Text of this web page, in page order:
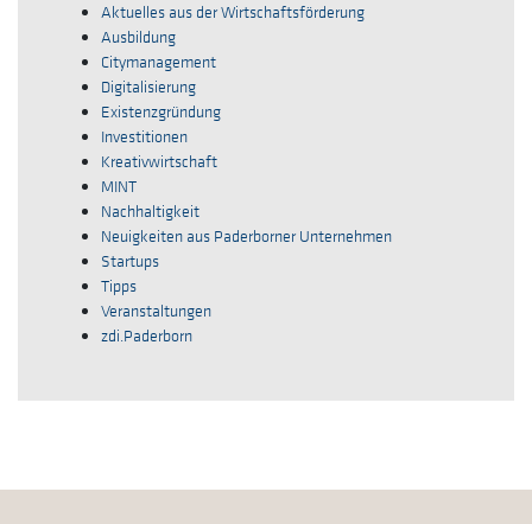
Aktuelles aus der Wirtschaftsförderung
Ausbildung
Citymanagement
Digitalisierung
Existenzgründung
Investitionen
Kreativwirtschaft
MINT
Nachhaltigkeit
Neuigkeiten aus Paderborner Unternehmen
Startups
Tipps
Veranstaltungen
zdi.Paderborn